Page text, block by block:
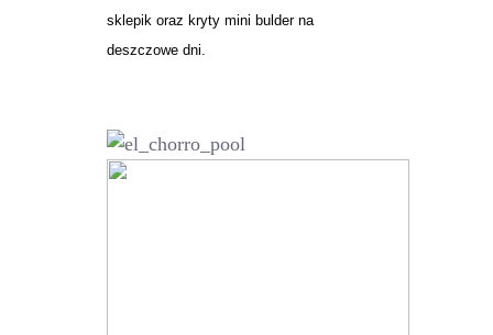
sklepik oraz kryty mini bulder na
deszczowe dni.